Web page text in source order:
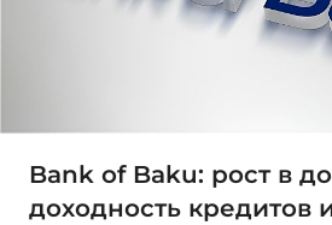
Bank of Baku: рост в
доходность кредитов